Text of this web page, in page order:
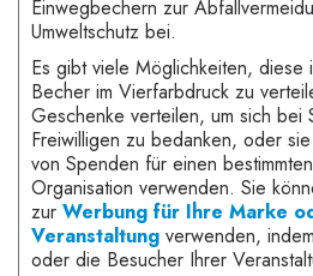
Einwegbechern zur
Umweltschutz bei.
Es gibt viele Möglichkeiten, diese
Becher im Vierfarbdruck zu
Geschenke verteilen, um sich bei
Freiwilligen zu bedanken, oder
von Spenden für einen
Organisation verwenden. Sie
zur Werbung für Ihre Marke
Veranstaltung verwenden,
oder die Besucher Ihrer